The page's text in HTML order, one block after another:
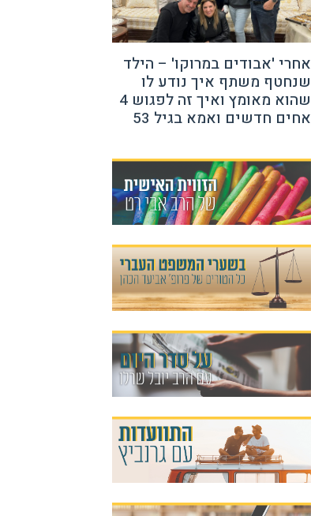
אחרי 'אבודים במרוקו' – הילד
שנחטף משתף איך נודע לו
שהוא מאומץ ואיך זה לפגוש 4
אחים חדשים ואמא בגיל 53